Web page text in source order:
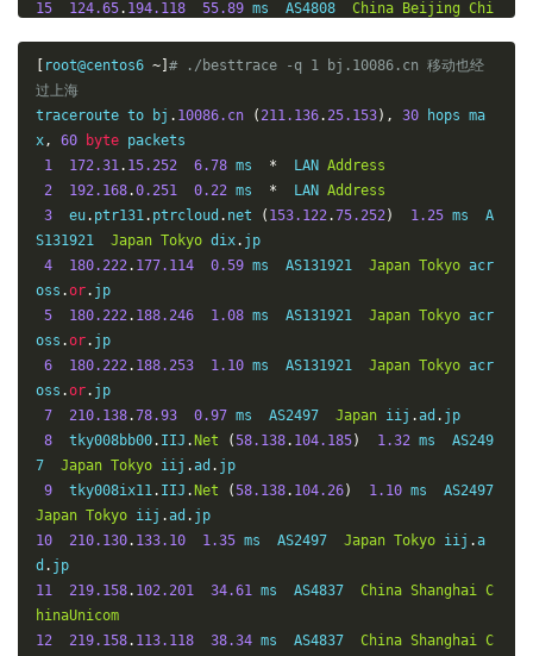
15
124.65. 194.118 55.89 ms  AS4808 China Beijing Chi
16
125.33.187.58 54.90 ms  AS4808 China Beijing Chin
aUnicom
17
124.65 194.42 55.14 ms  AS4808 China Beijing
Chin
aUnicom
18
61.135 113.2 55.14 ms  AS4808 China
Unicom
19
123.125 .96.251 54.98 ms  AS4808 China Beijing
Chi
naUnicom
20
*
21
123.125
naUnicom
root@centos6 ~] # ./besttrace -q 1 bj.10086.cn 移动也经
过上海
traceroute to bj . 10086.cn (211.136.25.153), 30 hops ma
x, 60 byte packets
1
172.31. 15.252 6.78 ms *
  LAN
Address
2
192.168.0.251 0.22 ms *
  LAN
Address
3
  eu
. ptr131. ptrcloud . net ( 153.122.75.252) 1.25 ms  A
S131921 Japan Tokyo dix. jp
4
180.222. 177.114 0.59 ms  AS131921 Japan Tokyo acr
oss .or. jp
5
180.222. 188.246 1.08 ms  AS131921 Japan Tokyo acr
oss .or. jp
6
180.222. 188.253 1.10 ms  AS131921 Japan Tokyo acr
oss .or. jp
7
210.138.78.93 0.97 ms  AS2497 Japan iij .ad . jp
8
  tky008bb00
. IIJ . Net (58.138. 104.185) 1.32 ms  AS249
7 Japan Tokyo iij .ad . jp
9
  tky008ix11
. IIJ . Net (58.138. 104.26) 1.10
Japan Tokyo iij .ad .
10
210.130. 133.10 1.35 ms  AS2497 Japan Tokyo iij .a
d .
11
219.158. 102.201 34.61 ms  AS4837 China Shanghai C
hinaUnicom
12
219.158. 113.118 38.34 ms  AS4837 China Shanghai C